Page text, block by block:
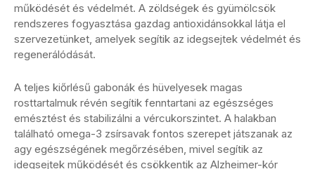
működését és védelmét. A zöldségek és gyümölcsök
rendszeres fogyasztása gazdag antioxidánsokkal látja el
szervezetünket, amelyek segítik az idegsejtek védelmét és
regenerálódását.
A teljes kiőrlésű gabonák és hüvelyesek magas
rosttartalmuk révén segítik fenntartani az egészséges
emésztést és stabilizálni a vércukorszintet. A halakban
található omega-3 zsírsavak fontos szerepet játszanak az
agy egészségének megőrzésében, mivel segítik az
idegsejtek működését és csökkentik az Alzheimer-kór